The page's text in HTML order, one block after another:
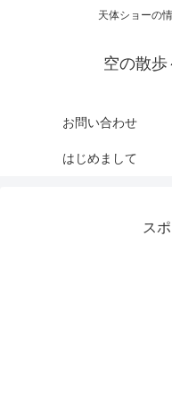
天体ショーの
空の散
お問い合わせ
はじめまして
ス